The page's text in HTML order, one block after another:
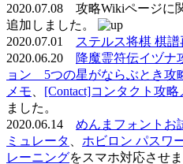
2020.07.08 攻略Wikiページに
追加しました。
2020.07.01
ステルス将棋 棋譜
2020.06.20
降魔霊符伝イヅナ
ョン 5つの星がならぶとき攻
メモ
[Contact]コンタクト攻略
ました。
2020.06.14 めんまフォントお
ミュレータ
ホビロン パスワ
レーニングをスマホ対応させま